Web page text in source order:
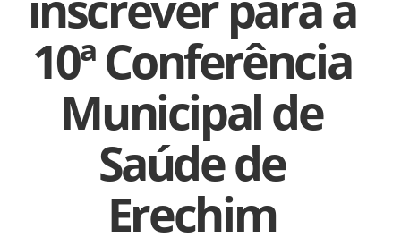
10ª Conferência
Municipal de
Saúde de
Erechim